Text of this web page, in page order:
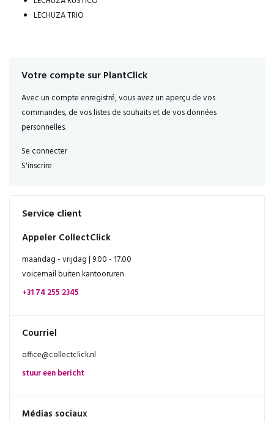
Inscrivez-vous à notre newsletter et recevez immédiatement un
En cliquant sur le bouton, vous acceptez les privacy conditions
LECHUZA TRIO
Votre compte sur PlantClick
Avec un compte enregistré, vous avez un aperçu de vos
commandes, de vos listes de souhaits et de vos données
personnelles.
Se connecter
S'inscrire
Service client
Appeler CollectClick
maandag - vrijdag | 9.00 - 17.00
voicemail buiten kantooruren
+31 74 255 2345
Courriel
office@collectclick.nl
stuur een bericht
Médias sociaux